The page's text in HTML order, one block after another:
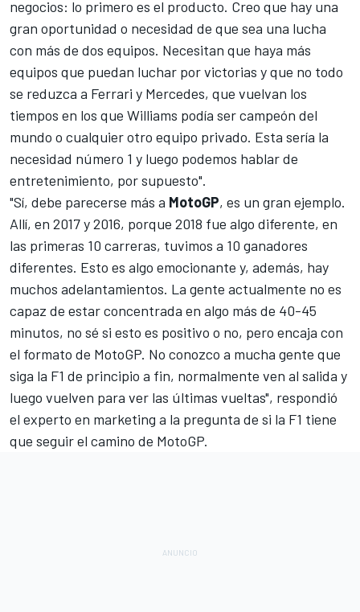
negocios: lo primero es el producto. Creo que hay una
gran oportunidad o necesidad de que sea una lucha
con más de dos equipos. Necesitan que haya más
equipos que puedan luchar por victorias y que no todo
se reduzca a Ferrari y Mercedes, que vuelvan los
tiempos en los que Williams podía ser campeón del
mundo o cualquier otro equipo privado. Esta sería la
necesidad número 1 y luego podemos hablar de
entretenimiento, por supuesto".
"Sí, debe parecerse más a MotoGP, es un gran ejemplo.
Allí, en 2017 y 2016, porque 2018 fue algo diferente, en
las primeras 10 carreras, tuvimos a 10 ganadores
diferentes. Esto es algo emocionante y, además, hay
muchos adelantamientos. La gente actualmente no es
capaz de estar concentrada en algo más de 40-45
minutos, no sé si esto es positivo o no, pero encaja con
el formato de MotoGP. No conozco a mucha gente que
siga la F1 de principio a fin, normalmente ven al salida y
luego vuelven para ver las últimas vueltas", respondió
el experto en marketing a la pregunta de si la F1 tiene
que seguir el camino de MotoGP.